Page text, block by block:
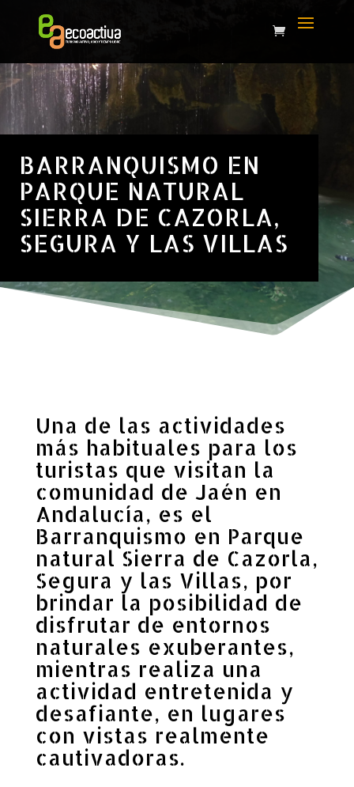
BARRANQUISMO EN
PARQUE NATURAL
SIERRA DE CAZORLA,
SEGURA Y LAS VILLAS
Una de las actividades
más habituales para los
turistas que visitan la
comunidad de Jaén en
Andalucía, es el
Barranquismo en Parque
natural Sierra de Cazorla,
Segura y las Villas, por
brindar la posibilidad de
disfrutar de entornos
naturales exuberantes,
mientras realiza una
actividad entretenida y
desafiante, en lugares
con vistas realmente
cautivadoras.